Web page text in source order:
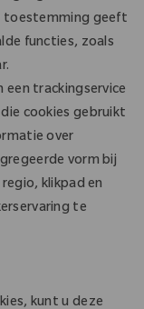
toestemming geeft
functies, zoals
een trackingservice
cookies gebruikt
over
vorm bij
klikpad en
te
kunt u deze